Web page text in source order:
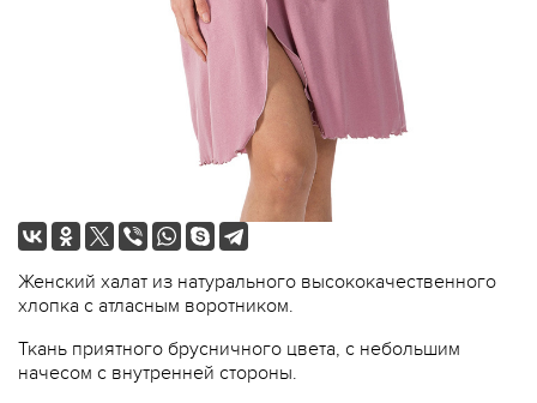
Женский халат из натурального высококачественного
хлопка с атласным воротником.
Ткань приятного брусничного цвета, с небольшим
начесом с внутренней стороны.